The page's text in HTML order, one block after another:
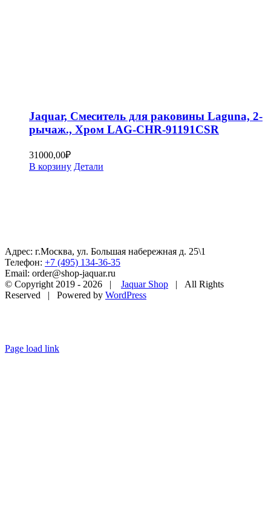
Jaquar, Смеситель для раковины Laguna, 2-
рычаж., Хром LAG-CHR-91191CSR
31000,00₽
В корзину Детали
Адрес: г.Москва, ул. Большая набережная д. 25\1
Телефон: +7 (495) 134-36-35
Email: order@shop-jaquar.ru
© Copyright 2019 - 2026 | Jaquar Shop | All Rights
Reserved | Powered by WordPress
Page load link